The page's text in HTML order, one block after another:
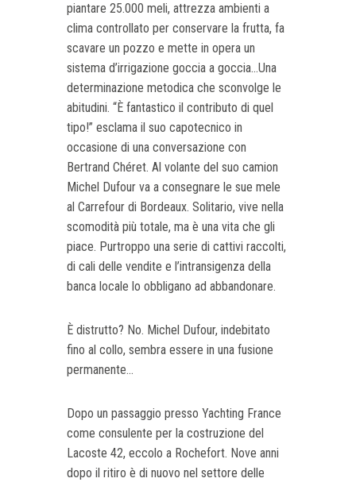
piantare 25.000 meli, attrezza ambienti a
clima controllato per conservare la frutta, fa
scavare un pozzo e mette in opera un
sistema d’irrigazione goccia a goccia...Una
determinazione metodica che sconvolge le
abitudini. “È fantastico il contributo di quel
tipo!” esclama il suo capotecnico in
occasione di una conversazione con
Bertrand Chéret. Al volante del suo camion
Michel Dufour va a consegnare le sue mele
al Carrefour di Bordeaux. Solitario, vive nella
scomodità più totale, ma è una vita che gli
piace. Purtroppo una serie di cattivi raccolti,
di cali delle vendite e l’intransigenza della
banca locale lo obbligano ad abbandonare.
È distrutto? No. Michel Dufour, indebitato
fino al collo, sembra essere in una fusione
permanente...
Dopo un passaggio presso Yachting France
come consulente per la costruzione del
Lacoste 42, eccolo a Rochefort. Nove anni
dopo il ritiro è di nuovo nel settore delle